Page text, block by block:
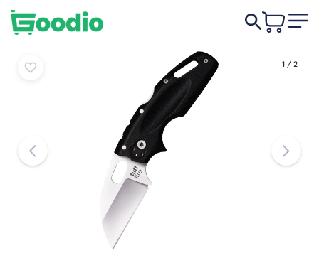
1 / 2
224,00 lei În coșÎn coș